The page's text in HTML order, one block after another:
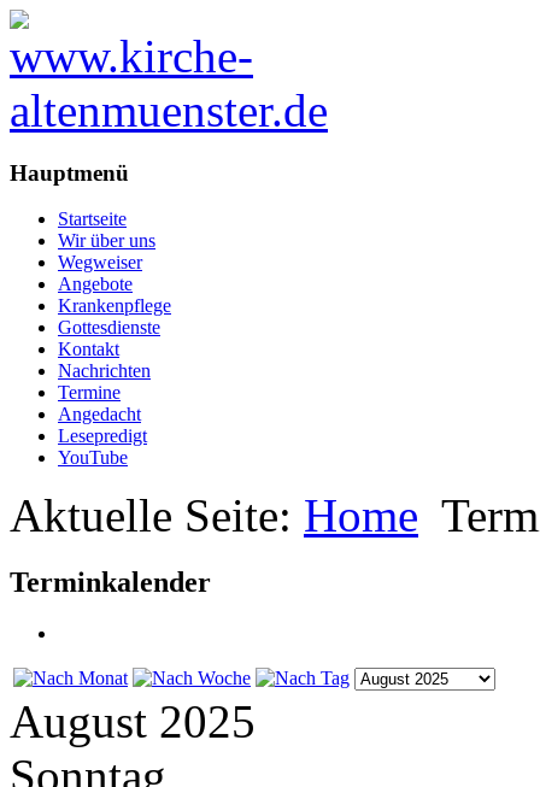
Hauptmenü
Startseite
Wir über uns
Wegweiser
Angebote
Krankenpflege
Gottesdienste
Kontakt
Nachrichten
Termine
Angedacht
Lesepredigt
YouTube
Aktuelle Seite: Home
Terminkalender
August 2025
Sonntag